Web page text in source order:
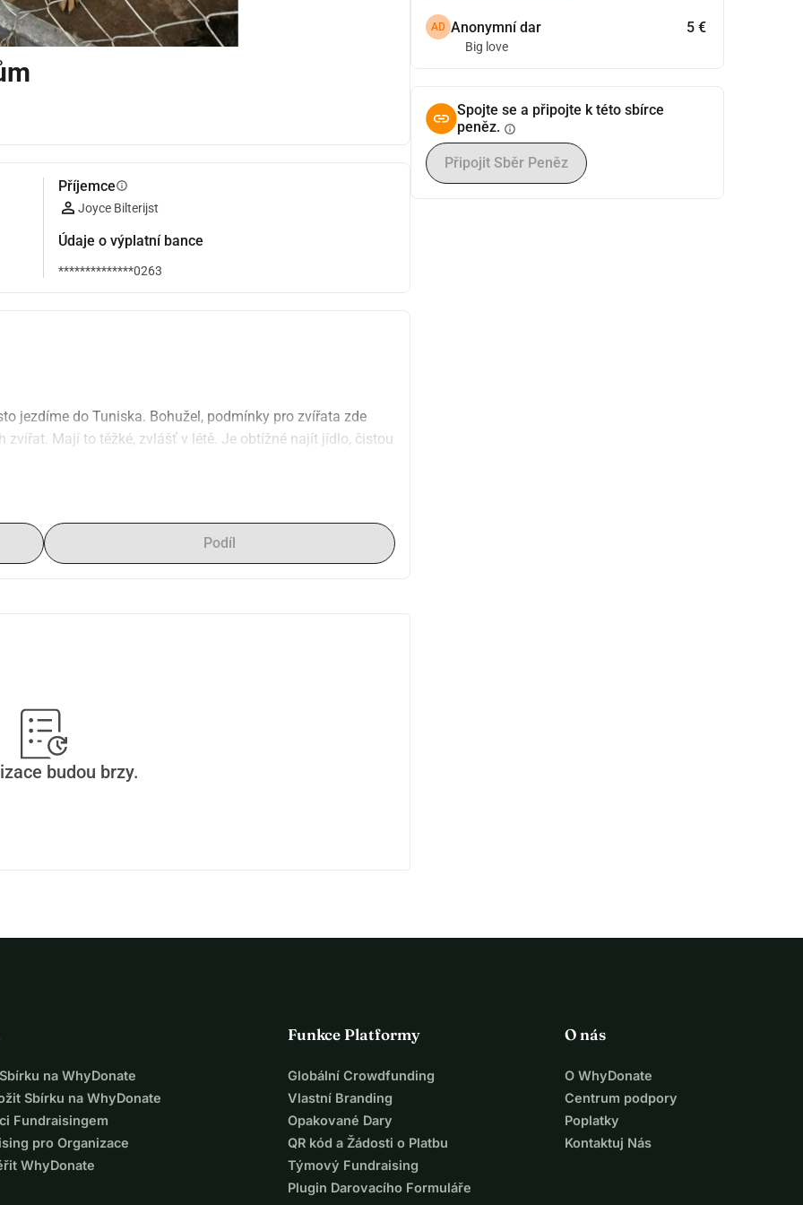
Příjemceinfo
Joyce Bilterijst
Údaje o výplatní bance
**************0263
jezdíme do Tuniska. Bohužel, podmínky pro zvířata zde
zvířat. Mají to těžké, zvlášť v létě. Je obtížné najít jídlo, čistou
zvlášť po tom, co jsem viděla stav mnoha zvířat v
pro ně, abychom mohli pokrýt jejich náklady na jídlo a
Podíl
budou brzy.
AD Anonymní dar 5 €
Big love
Spojte se a připojte k této sbírce
peněz. info
Připojit Sběr Peněz
na WhyDonate
Sbírku na WhyDonate
Fundraisingem
pro Organizace
WhyDonate
Funkce Platformy
Globální Crowdfunding
Vlastní Branding
Opakované Dary
QR kód a Žádosti o Platbu
Týmový Fundraising
Plugin Darovacího Formuláře
O nás
O WhyDonate
Centrum podpory
Poplatky
Kontaktuj Nás